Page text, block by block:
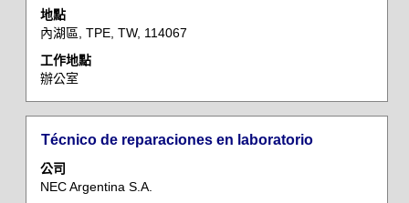
地點
內湖區, TPE, TW, 114067
工作地點
辦公室
工
作
訊
的
內
容。
標
題
Técnico de reparaciones en laboratorio
公司
NEC Argentina S.A.
選
取
空